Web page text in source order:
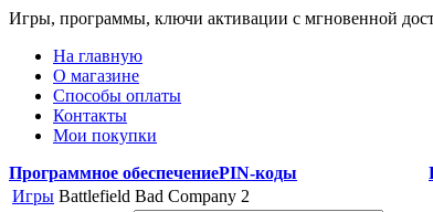
Игры, программы, ключи активации с мгновенной
На главную
О магазине
Способы оплаты
Контакты
Мои покупки
Программное обеспечениеPIN-коды
Игры Battlefield Bad Company 2